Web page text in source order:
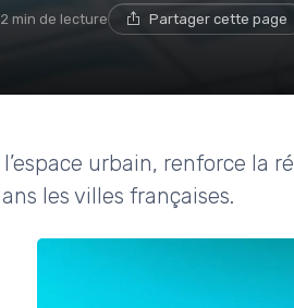
min de lecture Partager cette page
urbain, renforce la
les villes françaises.